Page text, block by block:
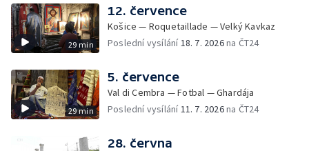
29 min
12. července
Košice — Roquetaillade — Velký Kavkaz
Poslední vysílání 18. 7. 2026na ČT24
29 min
5. července
Val di Cembra — Fotbal — Ghardája
Poslední vysílání 11. 7. 2026na ČT24
28. června